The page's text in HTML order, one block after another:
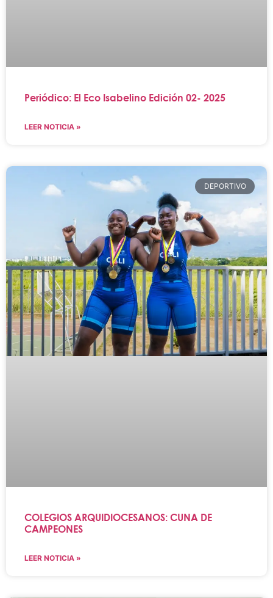
Periódico: El Eco Isabelino Edición 02- 2025
LEER NOTICIA »
DEPORTIVO
COLEGIOS ARQUIDIOCESANOS: CUNA DE
CAMPEONES
LEER NOTICIA »